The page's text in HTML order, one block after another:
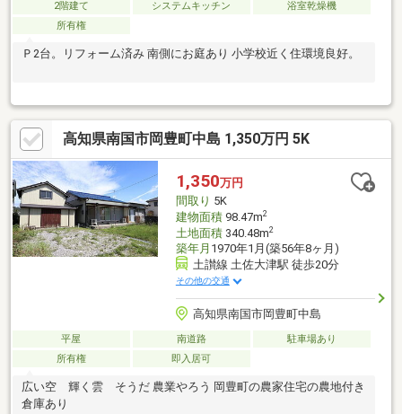
2階建て システムキッチン
浴室乾燥機
所有権
Ｐ2台。リフォーム済み 南側にお庭あり 小学校近く住環境良好。
高知県南国市岡豊町中島 1,350万円 5K
1,350万円
間取り 5K
建物面積98.47m2
土地面積340.48m2
築年月 1970年1月(築56年8ヶ月)
土讃線 土佐大津駅 徒歩20分
その他の交通
高知県南国市岡豊町中島
平屋 南道路
駐車場あり
所有権
即入居可
広い空 輝く雲 そうだ 農業やろう 岡豊町の農家住宅の農地付き
倉庫あり